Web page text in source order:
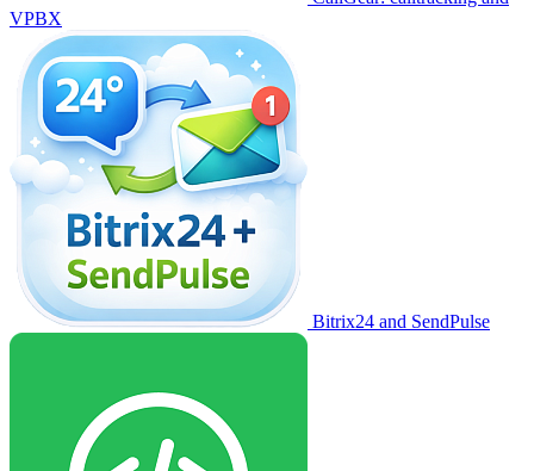
VPBX
Bitrix24 and SendPulse